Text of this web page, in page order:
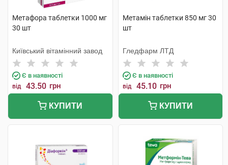
Метафора таблетки 1000 мг
30 шт
Київський вітамінний завод
Є в наявності
від 43.50 грн
КУПИТИ
Метамін таблетки 850 мг 30
шт
Гледфарм ЛТД
Є в наявності
від 45.10 грн
КУПИТИ